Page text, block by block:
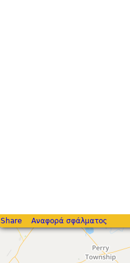
Share Αναφορά σφάλματος